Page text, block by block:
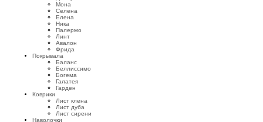
Мона
Селена
Елена
Ника
Палермо
Линт
Авалон
Фрида
Покрывала
Баланс
Беллиссимо
Богема
Галатея
Гарден
Коврики
Лист клена
Лист дуба
Лист сирени
Наволочки